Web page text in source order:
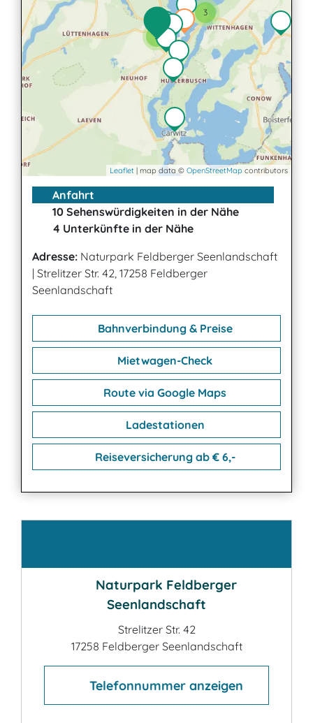
2
3
Leaflet | map data © OpenStreetMap contributors
Anfahrt
10 Sehenswürdigkeiten in der Nähe
4 Unterkünfte in der Nähe
Adresse: Naturpark Feldberger Seenlandschaft
| Strelitzer Str. 42, 17258 Feldberger
Seenlandschaft
Bahnverbindung & Preise
Mietwagen-Check
Route via Google Maps
Ladestationen
Reiseversicherung ab € 6,-
Naturpark Feldberger
Seenlandschaft
Strelitzer Str. 42
17258 Feldberger Seenlandschaft
Telefonnummer anzeigen